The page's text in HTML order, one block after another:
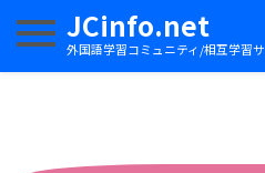
JCinfo.net
外国語学習コミュニティ/相互学習
ナビゲーションを切り替える